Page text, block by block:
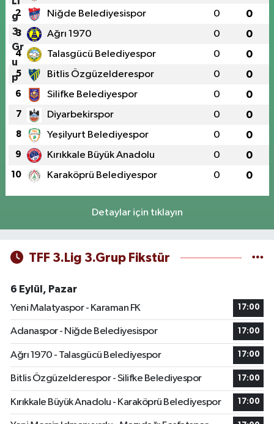
2 Niğde Belediyesispor 0 0
3 Ağrı 1970 0 0
4 Talasgücü Belediyespor 0 0
5 Bitlis Özgüzelderespor 0 0
6 Silifke Belediyespor 0 0
7 Diyarbekirspor 0 0
8 Yeşilyurt Belediyespor 0 0
9 Kırıkkale Büyük Anadolu 0 0
10 Karaköprü Belediyespor 0 0
Detaylar için tıklayın
TFF 3.Lig 3.Grup Fikstür
6 Eylül, Pazar
Yeni Malatyaspor - Karaman FK
17:00
Adanaspor - Niğde Belediyesispor 17:00
Ağrı 1970 - Talasgücü Belediyespor 17:00
Bitlis Özgüzelderespor - Silifke Belediyespor 17:00
Kırıkkale Büyük Anadolu - Karaköprü Belediyespor 17:00